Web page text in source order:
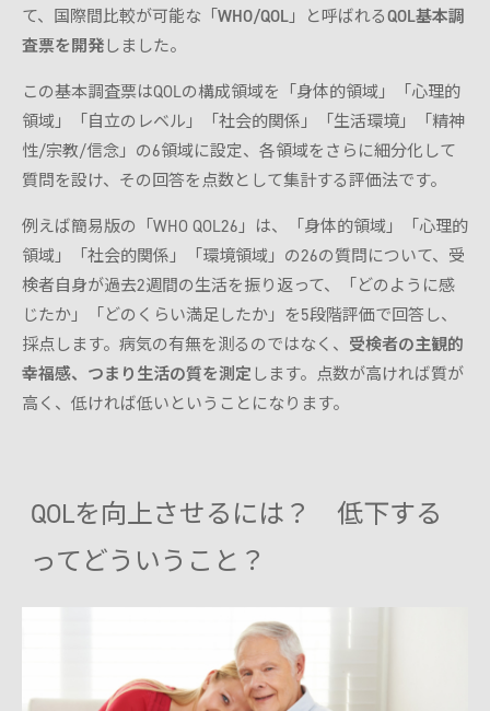
て、国際間比較が可能な「 WHO/QOL」と呼ばれるQOL基本調
査票を開発しました。
この基本調査票はQOLの構成領域を「身体的領域」「心理的
領域」「自立のレベル」「社会的関係」「生活環境」「精神
性/宗教/信念」の6領域に設定、各領域をさらに細分化して
質問を設け、その回答を点数として集計する評価法です。
例えば簡易版の「WHO QOL26」は、「身体的領域」「心理的
領域」「社会的関係」「環境領域」の26の質問について、受
検者自身が過去2週間の生活を振り返って、「どのように感
じたか」「どのくらい満足したか」を5段階評価で回答し、
採点します。病気の有無を測るのではなく、 受検者の主観的
幸福感、つまり生活の質を測定 します。点数が高ければ質が
高く、低ければ低いということになります。
QOLを向上させるには？ 低下する
ってどういうこと？